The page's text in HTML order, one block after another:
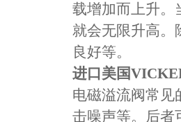
载增加而上升
就会无限升高。
良好等。
进口美国
电磁溢流阀常见
击噪声等。后者